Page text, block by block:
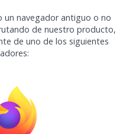
un navegador antiguo o no
de nuestro producto,
de uno de los siguientes